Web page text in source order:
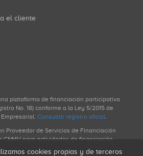
el cliente
plataforma de financiación participativa
No. 18) conforme a la Ley 5/2015 de
Consultar registro oficial.
Proveedor de Servicios de Financiación
CNMV para actividades de financiación
cookies propias y de terceros